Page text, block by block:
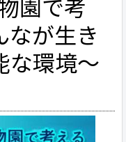
なが生き
な環境～